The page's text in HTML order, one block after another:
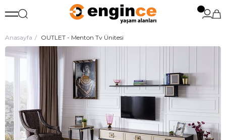
Anasayfa OUTLET - Menton Tv Ünitesi